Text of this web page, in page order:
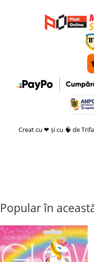
Creat cu ❤ și cu 🧠 de
Popular în